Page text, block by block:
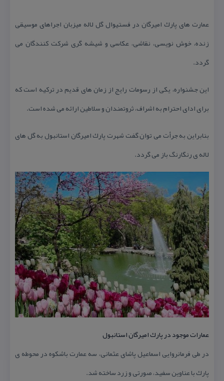
عمارت های پارك امیرگان در فستیوال گل لاله میزبان اجراهای موسیقی
زنده، خوش نویسی، نقاشی، عكاسی و شیشه گری شركت كنندگان می
گردد.
این جشنواره، یكی از رسومات رایج از زمان های قدیم در تركیه است كه
برای ادای احترام به اشراف، ثروتمندان و سلاطین ارائه می شده است.
بنابراین به جرأت می توان گفت شهرت پارك امیرگان استانبول به گل های
لاله ی رنگارنگ باز می گردد.
عمارات موجود در پارك امیرگان استانبول
در طی فرمانروایی اسماعیل پاشای عثمانی، سه عمارت باشكوه در محوطه ی
پارك با عناوین سفید، صورتی و زرد ساخته شد.